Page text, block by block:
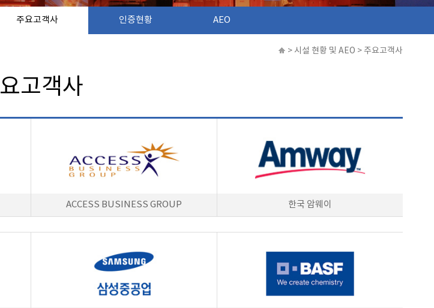
주요고객사 인증현황 AEO
고객사
> 시설 현황 및 AEO > 주요고객사
ACCESS BUSINESS GROUP 한국 암웨이